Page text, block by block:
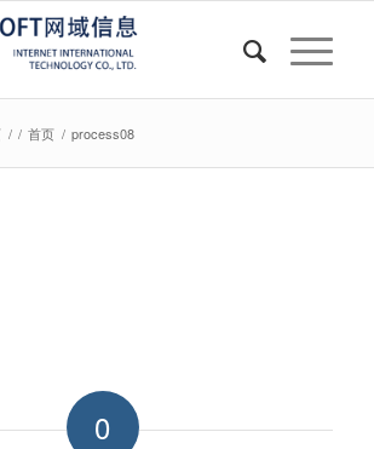
/ / 首页 / process08
0